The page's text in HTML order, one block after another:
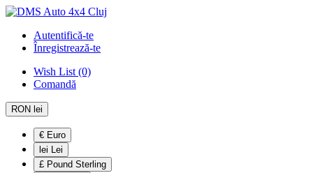
Autentifică-te
Înregistrează-te
Wish List (0)
Comandă
RON lei
€ Euro
lei Lei
£ Pound Sterling